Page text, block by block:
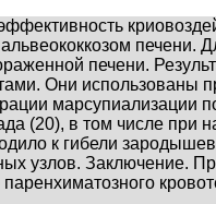
печени.
печени.
Они использованы
марсупиализации
(20), в том числе
к гибели
узлов. Заключение.